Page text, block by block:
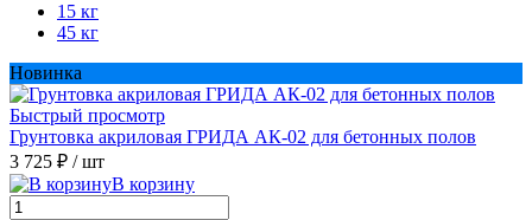
15 кг
45 кг
Новинка
Быстрый просмотр
Грунтовка акриловая ГРИДА АК-02 для бетонных полов
3 725 ₽ / шт
В корзину